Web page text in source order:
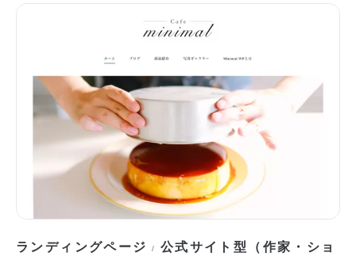
ランディングページ / 公式サイト型（作家・ショ